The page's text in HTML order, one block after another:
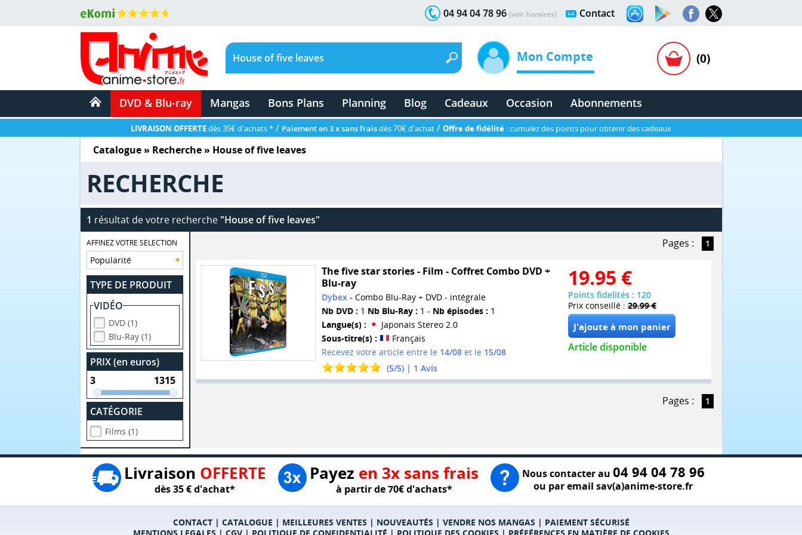
Contact
04 94 04 78 96 (voir horaires)
Mon Compte (0)
DVD & Blu-ray Mangas Bons Plans Planning Blog Cadeaux Occasion Abonnements
LIVRAISON OFFERTEdès 35€ d'achats * / Paiement en 3 x sans fraisdès 70€ d'achat / Offre de fidélité : cumulez des points pour obtenir des cadeaux
Catalogue» Recherche » House of five leaves
RECHERCHE
1 résultat de votre recherche "House of five leaves"
AFFINEZ VOTRE SELECTION
TYPE DE PRODUIT
VIDÉO
DVD (1)
Blu-Ray (1)
PRIX (en euros)
CATÉGORIE
Films (1)
Pages : 1
The five star stories - Film - Coffret Combo DVD +
Blu-ray
Dybex- Combo Blu-Ray + DVD - intégrale
Nb DVD : 1 Nb Blu-Ray : 1 - Nb épisodes : 1
Langue(s) :
Japonais Stereo 2.0
Sous-titre(s) :
Français
Recevez votre article entre le 14/08et le 15/08
(5/5) | 1 Avis
19.95 €
Points fidelités : 120
Prix conseillé : 29.99 €
Article disponible
Pages : 1
Livraison OFFERTE
dès 35 € d'achat*
Payez en 3x sans frais
à partir de 70€ d'achats*
Nous contacter au 04 94 04 78 96
ou par email sav(a)anime-store.fr
CONTACT| CATALOGUE | MEILLEURES VENTES | NOUVEAUTÉS | VENDRE NOS MANGAS | PAIEMENT SÉCURISÉ